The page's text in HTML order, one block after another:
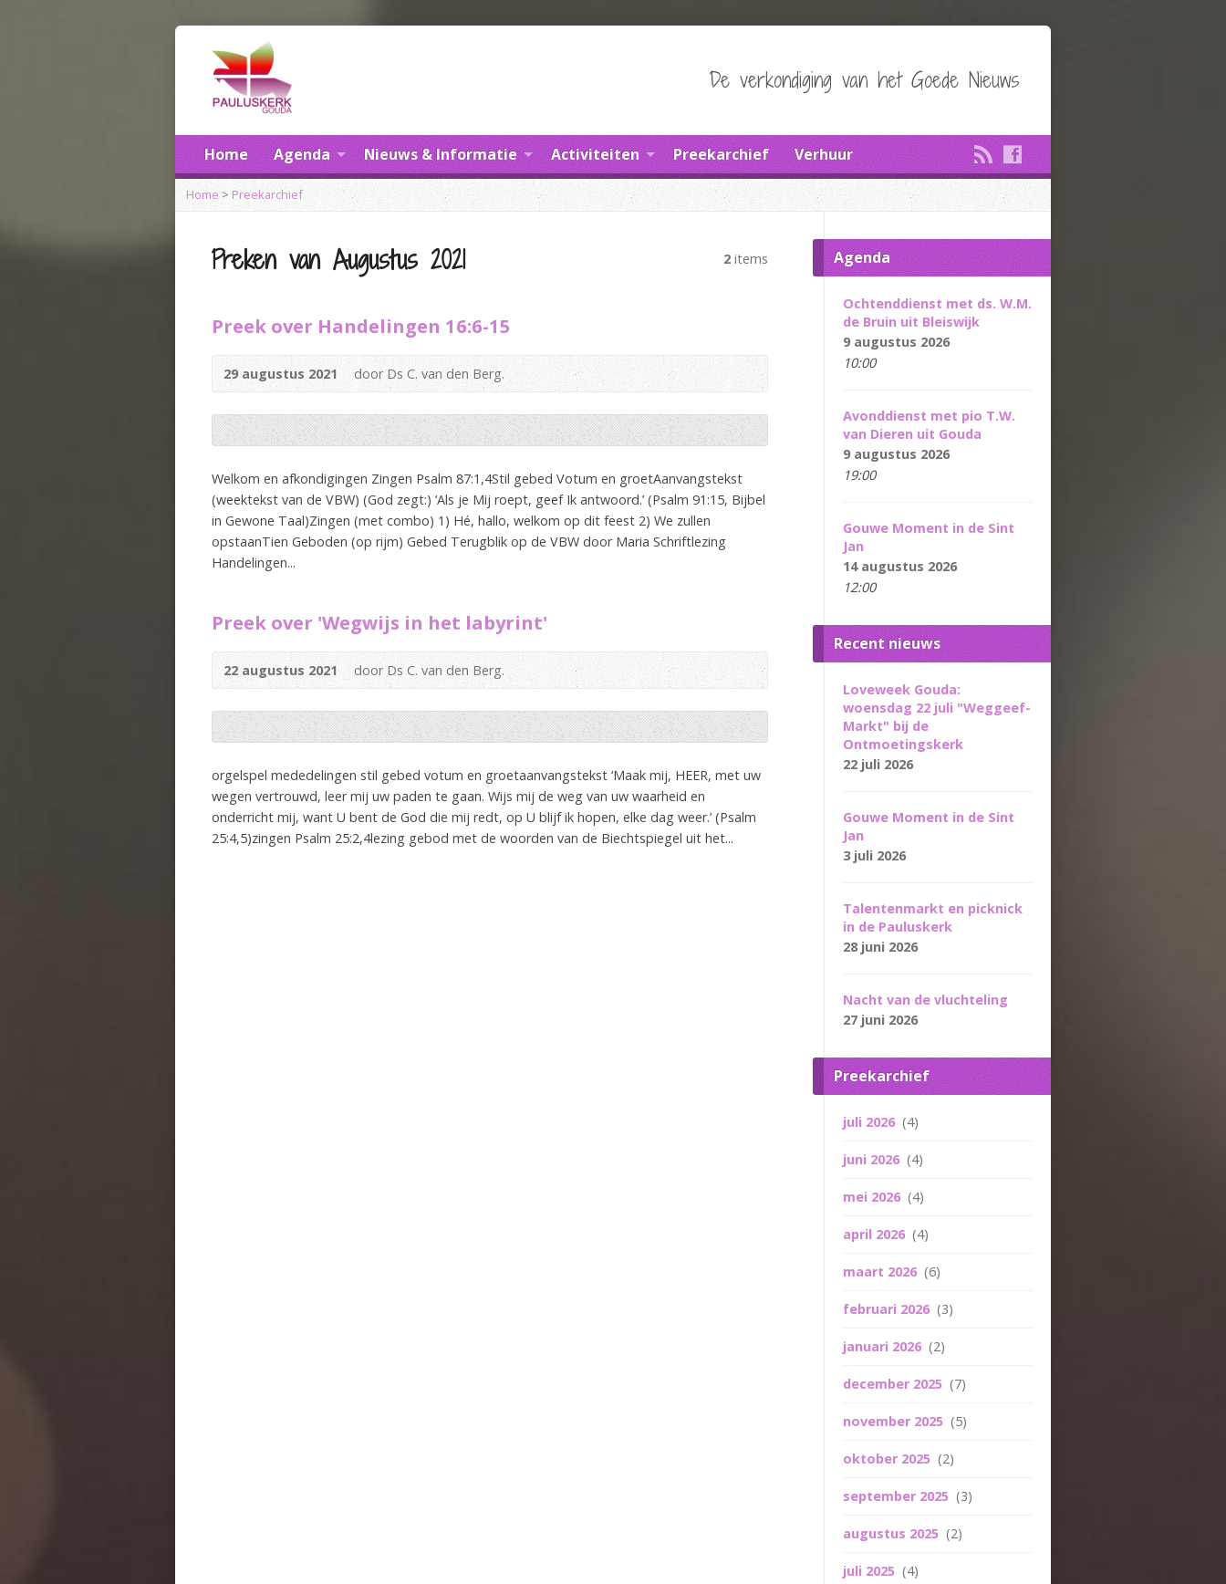
De verkondiging van het Goede Nieuws
Home Agenda Nieuws & Informatie Activiteiten Preekarchief Verhuur
Home > Preekarchief
Preken van Augustus 2021 2 items
Preek over Handelingen 16:6-15
29 augustus 2021 door Ds C. van den Berg.
Welkom en afkondigingen Zingen Psalm 87:1,4Stil gebed Votum en groetAanvangstekst
(weektekst van de VBW) (God zegt:) ‘Als je Mij roept, geef Ik antwoord.’ (Psalm 91:15, Bijbel
in Gewone Taal)Zingen (met combo) 1) Hé, hallo, welkom op dit feest 2) We zullen
opstaanTien Geboden (op rijm) Gebed Terugblik op de VBW door Maria Schriftlezing
Handelingen...
Preek over 'Wegwijs in het labyrint'
22 augustus 2021 door Ds C. van den Berg.
orgelspel mededelingen stil gebed votum en groetaanvangstekst ‘Maak mij, HEER, met uw
wegen vertrouwd, leer mij uw paden te gaan. Wijs mij de weg van uw waarheid en
onderricht mij, want U bent de God die mij redt, op U blijf ik hopen, elke dag weer.’ (Psalm
25:4,5)zingen Psalm 25:2,4lezing gebod met de woorden van de Biechtspiegel uit het...
Agenda
Ochtenddienst met ds. W.M.
de Bruin uit Bleiswijk
9 augustus 2026
10:00
Avonddienst met pio T.W.
van Dieren uit Gouda
9 augustus 2026
19:00
Gouwe Moment in de Sint
Jan
14 augustus 2026
12:00
Recent nieuws
Loveweek Gouda:
woensdag 22 juli "Weggeef-
Markt" bij de
Ontmoetingskerk
22 juli 2026
Gouwe Moment in de Sint
Jan
3 juli 2026
Talentenmarkt en picknick
in de Pauluskerk
28 juni 2026
Nacht van de vluchteling
27 juni 2026
Preekarchief
juli 2026 (4)
juni 2026 (4)
mei 2026 (4)
april 2026 (4)
maart 2026 (6)
februari 2026 (3)
januari 2026 (2)
december 2025 (7)
november 2025 (5)
oktober 2025 (2)
september 2025 (3)
augustus 2025 (2)
juli 2025 (4)